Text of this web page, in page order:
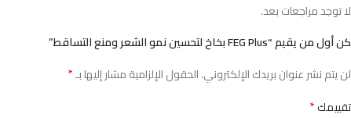
لا توجد مراجعات بعد.
كن أول من يقيم “FEG Plus بخاخ لتحسين نمو الشعر ومنع التساقط”
لن يتم نشر عنوان بريدك الإلكتروني.الحقول الإلزامية مشار إليها بـ*
تقييمك*